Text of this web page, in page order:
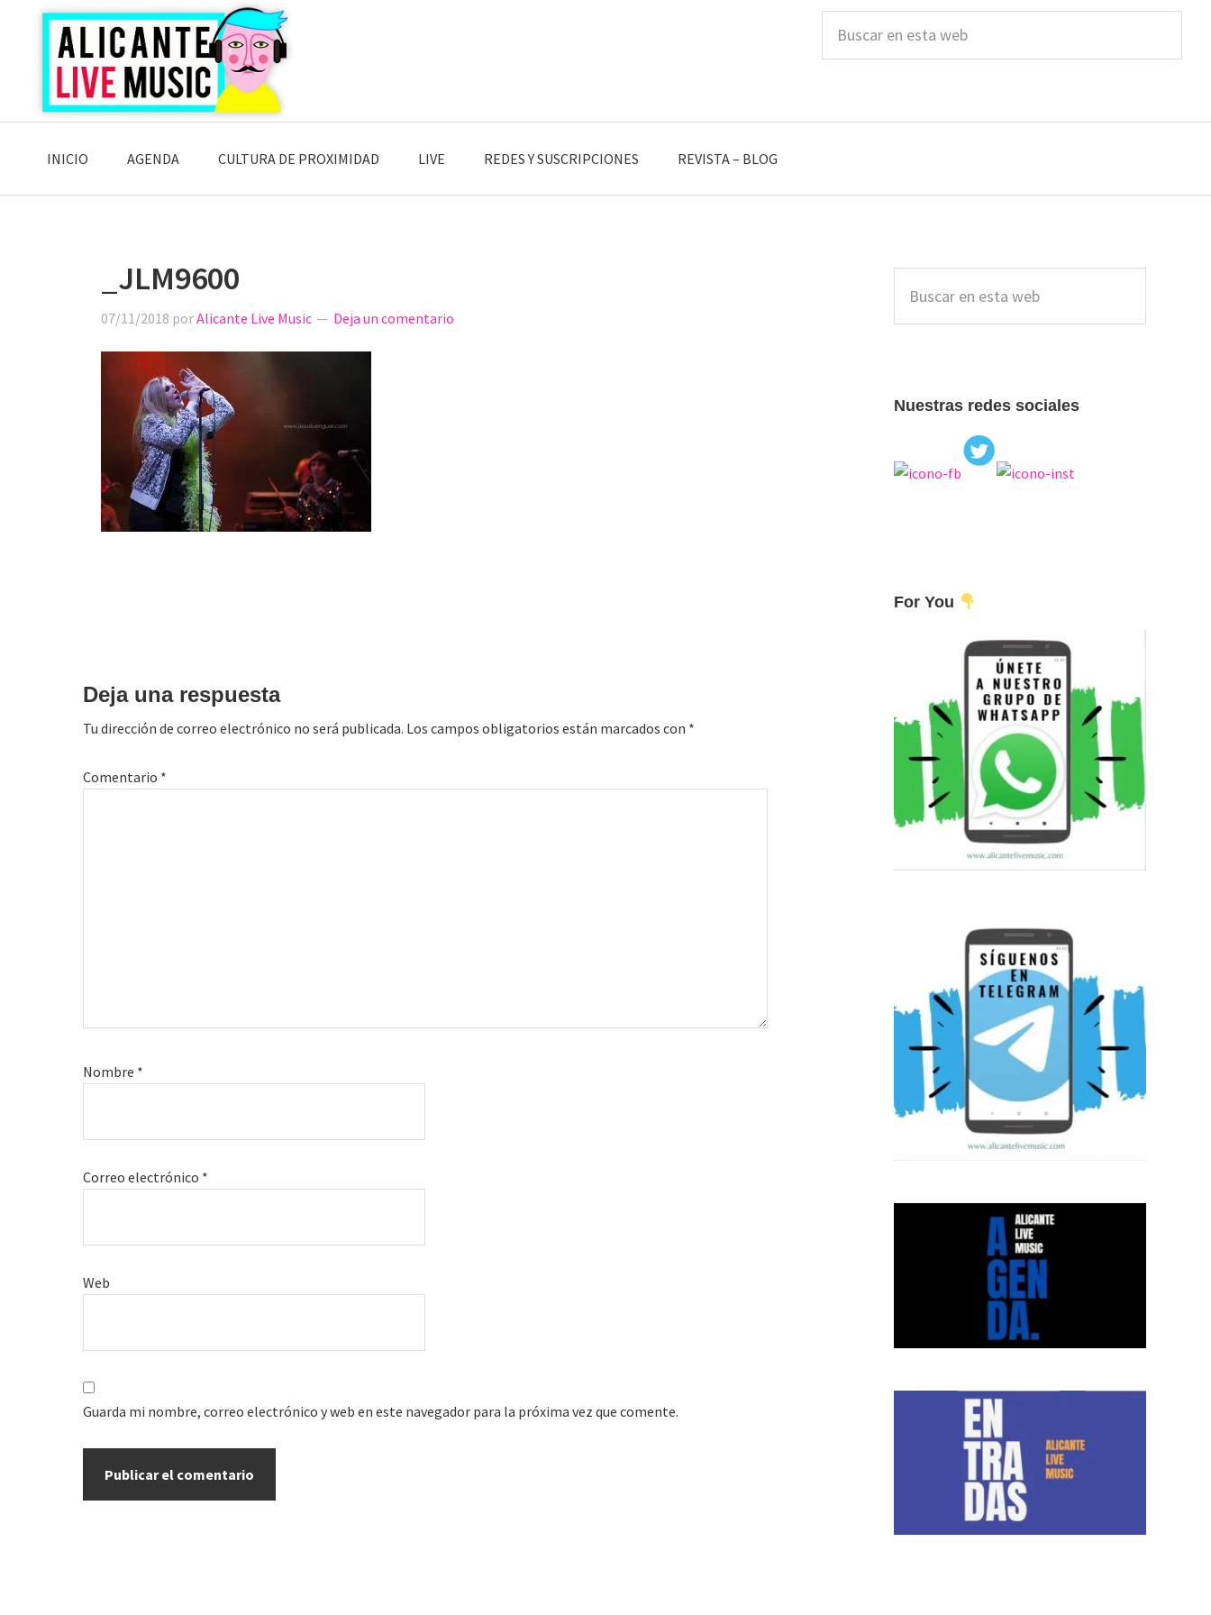
Saltar
navegación
principal
Saltar
contenido
principal
Saltar
lateral
principal
esta
INICIO AGENDA CULTURA DE PROXIMIDAD LIVE REDES Y SUSCRIPCIONES REVISTA – BLOG
_JLM9600
07/11/2018 porAlicante Live Music Deja un comentario
lectores
Deja una respuesta
Tu dirección de correo electrónico no será publicada. Los campos obligatorios están marcados con *
Comentario *
Nombre *
Correo electrónico *
Web
Guarda mi nombre, correo electrónico y web en este navegador para la próxima vez que comente.
lateral
principal
esta
Nuestras redes sociales
For You